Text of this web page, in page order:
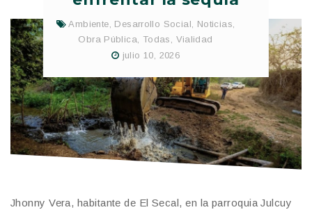
Ambiente, Desarrollo Social, Noticias,
Obra Pública, Todas , Vialidad
julio 10, 2026
Jhonny Vera, habitante de El Secal, en la parroquia Julcuy